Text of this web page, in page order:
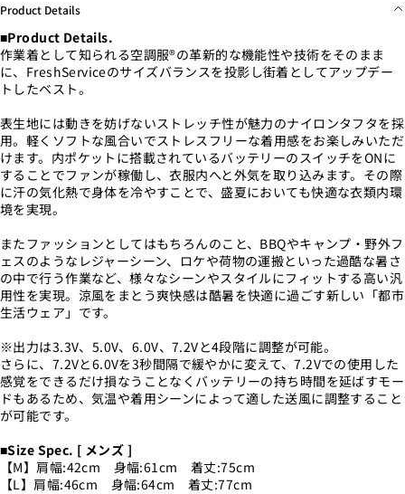
Product Details
■Product Details.
作業着として知られる空調服®の革新的な機能性や技術をそのまま
に、FreshServiceのサイズバランスを投影し街着としてアップデー
トしたベスト。
表生地には動きを妨げないストレッチ性が魅力のナイロンタフタを採
用。軽くソフトな風合いでストレスフリーな着用感をお楽しみいただ
けます。内ポケットに搭載されているバッテリーのスイッチをONに
することでファンが稼働し、衣服内へと外気を取り込みます。その際
に汗の気化熱で身体を冷やすことで、盛夏においても快適な衣類内環
境を実現。
またファッションとしてはもちろんのこと、BBQやキャンプ・野外フ
ェスのようなレジャーシーン、ロケや荷物の運搬といった過酷な暑さ
の中で行う作業など、様々なシーンやスタイルにフィットする高い汎
用性を実現。涼風をまとう爽快感は酷暑を快適に過ごす新しい「都市
生活ウェア」です。
※出力は3.3V、5.0V、6.0V、7.2Vと4段階に調整が可能。
さらに、7.2Vと6.0Vを3秒間隔で緩やかに変えて、7.2Vでの使用した
感覚をできるだけ損なうことなくバッテリーの持ち時間を延ばすモー
ドもあるため、気温や着用シーンによって適した送風に調整すること
が可能です。
■Size Spec. [ メンズ ]
【M】肩幅:42cm 身幅:61cm 着丈:75cm
【L】肩幅:46cm 身幅:64cm 着丈:77cm